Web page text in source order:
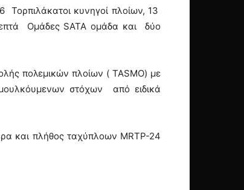
κυνηγοί πλοίων, 13
επτά Ομάδες SATA ομάδα και δύο
πολεμικών πλοίων ( TASMO) με
στόχων από ειδικά
και πλήθος ταχύπλοων MRTP-24